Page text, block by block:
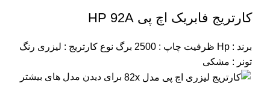
کارتریج فابریک اچ پی HP 92A
برند : Hp ظرفیت چاپ : 2500 برگ نوع کارتریج : لیزری رنگ
تونر : مشکی
برای دیدن مدل های بیشتر